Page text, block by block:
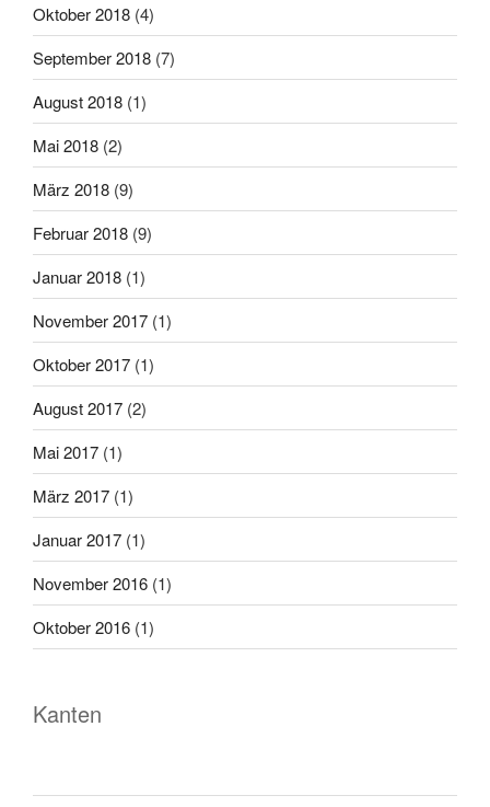
Oktober 2018 (4)
September 2018 (7)
August 2018 (1)
Mai 2018 (2)
März 2018 (9)
Februar 2018 (9)
Januar 2018 (1)
November 2017 (1)
Oktober 2017 (1)
August 2017 (2)
Mai 2017 (1)
März 2017 (1)
Januar 2017 (1)
November 2016 (1)
Oktober 2016 (1)
Kanten